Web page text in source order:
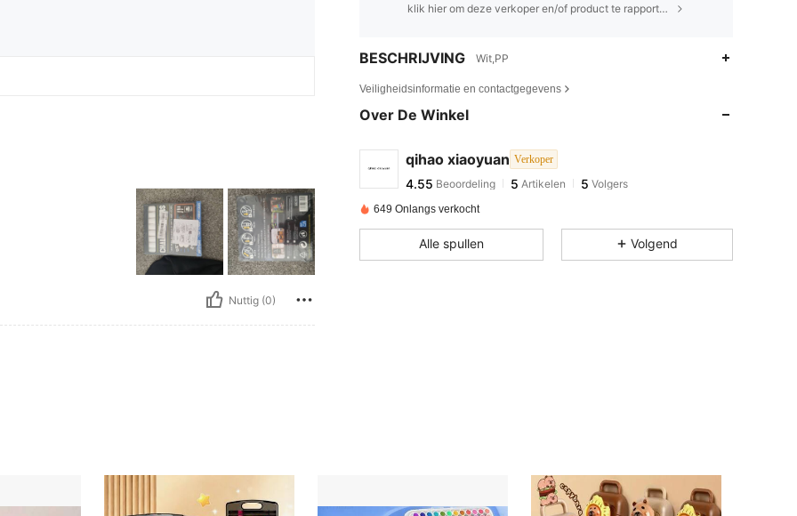
Nuttig (0)
klik hier om deze verkoper en/of product te rapporteren.
BESCHRIJVING Wit,PP
Veiligheidsinformatie en contactgegevens
Over De Winkel
qihao xiaoyuan Verkoper
4.55 Beoordeling 5Artikelen
c***agevolgd 1 dag geleden
649 Onlangs verkocht
Alle spullen Volgend